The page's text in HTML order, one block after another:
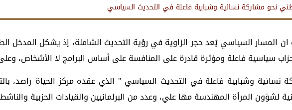
نحو مشاركة نسائية وشبابية فاعلة في التحديث السياسي
ان المسار السياسي يُعد حجر الزاوية في رؤية التحديث الشاملة، إذ يشكل المدخل
سياسية فاعلة ومؤثرة قادرة على المنافسة على أساس البرامج لا الأشخاص،
نسائية وشبابية فاعلة في التحديث السياسي " الذي عقده مركز
لشؤون المرأة المهندسة مها علي، وعدد من البرلمانيين والقيادات الحزبية